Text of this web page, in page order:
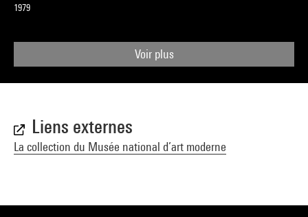
1979
Voir plus
Liens externes
La collection du Musée national d’art moderne